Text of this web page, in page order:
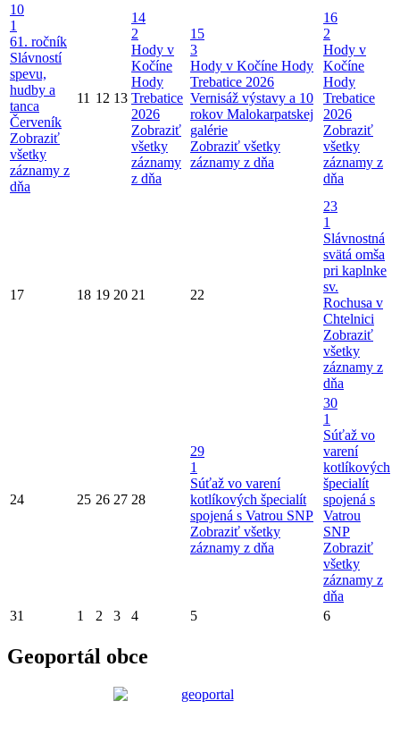
10
1
61. ročník
Slávností
spevu,
hudby a
tanca
Červeník
Zobraziť
všetky
záznamy z
dňa
11 12 13
14
2
Hody v
Kočíne
Hody
Trebatice
2026
Zobraziť
všetky
záznamy
z dňa
15
3
Hody v Kočíne Hody
Trebatice 2026
Vernisáž výstavy a 10
rokov Malokarpatskej
galérie
Zobraziť všetky
záznamy z dňa
16
2
Hody v
Kočíne
Hody
Trebatice
2026
Zobraziť
všetky
záznamy z
dňa
17 18 19 20 21 22
23
1
Slávnostná
svätá omša
pri kaplnke
sv.
Rochusa v
Chtelnici
Zobraziť
všetky
záznamy z
dňa
24 25 26 27 28
29
1
Súťaž vo varení
kotlíkových špecialít
spojená s Vatrou SNP
Zobraziť všetky
záznamy z dňa
30
1
Súťaž vo
varení
kotlíkových
špecialít
spojená s
Vatrou
SNP
Zobraziť
všetky
záznamy z
dňa
31
1 2 3 4 5 6
Geoportál obce